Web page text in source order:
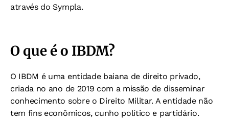
através do Sympla.
O que é o IBDM?
O IBDM é uma entidade baiana de direito privado,
criada no ano de 2019 com a missão de disseminar
conhecimento sobre o Direito Militar. A entidade não
tem fins econômicos, cunho político e partidário.